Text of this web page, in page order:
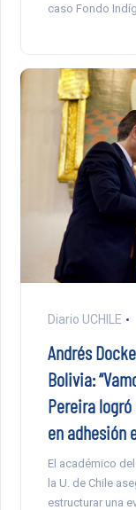
caso Fondo
Diario UCHILE
Andrés
Bolivia:
Pereira
en adhesión
El académico
la U. de Chile
estructurar una